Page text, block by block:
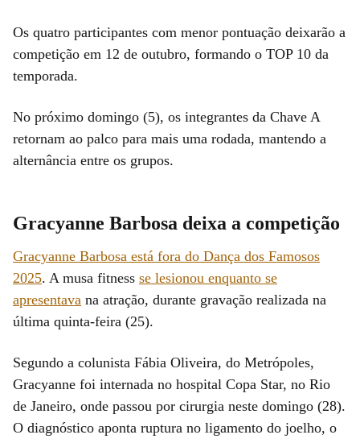
Os quatro participantes com menor pontuação deixarão a
competição em 12 de outubro, formando o TOP 10 da
temporada.
No próximo domingo (5), os integrantes da Chave A
retornam ao palco para mais uma rodada, mantendo a
alternância entre os grupos.
Gracyanne Barbosa deixa a competição
Gracyanne Barbosa está fora do Dança dos Famosos
2025. A musa fitness se lesionou enquanto se
apresentava na atração, durante gravação realizada na
última quinta-feira (25).
Segundo a colunista Fábia Oliveira, do Metrópoles,
Gracyanne foi internada no hospital Copa Star, no Rio
de Janeiro, onde passou por cirurgia neste domingo (28).
O diagnóstico aponta ruptura no ligamento do joelho, o